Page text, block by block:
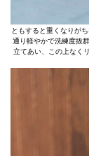
ともすると重くなりが
通り軽やかで洗練度抜
立てあい、この上なく